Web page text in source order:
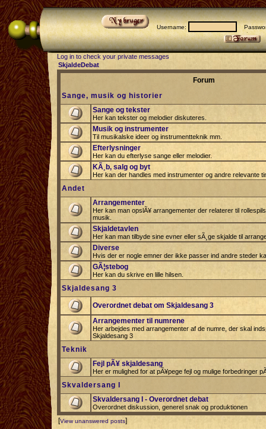
Username:
Log in to check your private messages
SkjaldeDebat
Forum
Sange, musik og historier
Sange og tekster
Her kan tekster og melodier diskuteres.
Musik og instrumenter
Til musikalske ideer og instrumentteknik mm.
Efterlysninger
Her kan du efterlyse sange eller melodier.
KÃ¸b, salg og byt
Her kan der handles med instrumenter og andre relevante
Andet
Arrangementer
Her kan man opslÃ¥ arrangementer der relaterer til
musik.
Skjaldetavlen
Her kan man tilbyde sine evner eller sÃ¸ge skjalde til
Diverse
Hvis der er nogle emner der ikke passer ind andre steder
GÃ¦stebog
Her kan du skrive en lille hilsen.
Skjaldesang 3
Overordnet debat om Skjaldesang 3
Arrangementer til numrene
Her arbejdes med arrangementer af de numre, der skal
Skjaldesang 3
Teknik
Fejl pÃ¥ skjaldesang
Her er mulighed for at pÃ¥pege fejl og mulige forbedringer
Skvaldersang I
Skvaldersang I - Overordnet debat
Overordnet diskussion, generel snak og produktionen
[View unanswered posts]